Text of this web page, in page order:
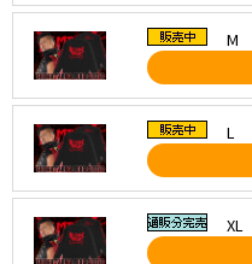
M
L
XL